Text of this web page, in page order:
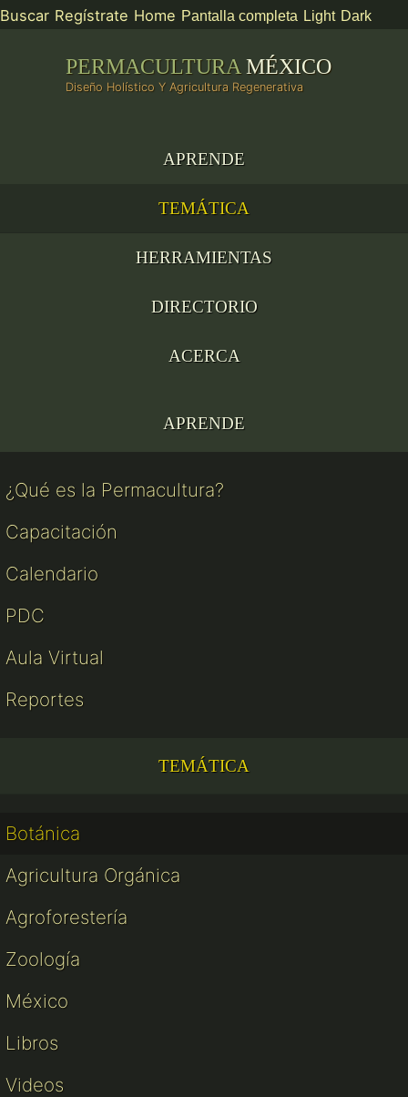
Buscar Regístrate Home Pantalla completa Light Dark
PERMACULTURA MÉXICO
Diseño Holístico Y Agricultura Regenerativa
APRENDE
TEMÁTICA
HERRAMIENTAS
DIRECTORIO
ACERCA
APRENDE
¿Qué es la Permacultura?
Capacitación
Calendario
PDC
Aula Virtual
Reportes
TEMÁTICA
Botánica
Agricultura Orgánica
Agroforestería
Zoología
México
Libros
Videos